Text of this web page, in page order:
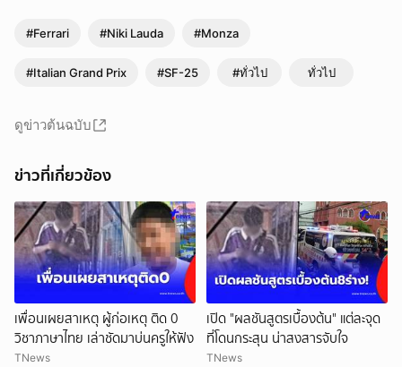
#Ferrari #Niki Lauda #Monza
#Italian Grand Prix #SF-25 #ทั่วไป ทั่วไป
ดูข่าวต้นฉบับ
ข่าวที่เกี่ยวข้อง
เพื่อนเผยสาเหตุ ผู้ก่อเหตุ ติด 0
วิชาภาษาไทย เล่าชัดมาบ่นครูให้ฟัง
TNews
เปิด "ผลชันสูตรเบื้องต้น" แต่ละจุด
ที่โดนกระสุน น่าสงสารจับใจ
TNews